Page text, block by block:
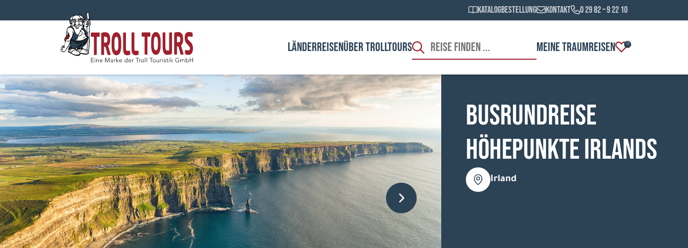
Katalogbestellung Kontakt 0 29 82 – 9 22 10
LÄNDERREISENÜBER TROLLTOURS MEINE TRAUMREISEN 0
Busrundreise
Höhepunkte Irlands
Irland